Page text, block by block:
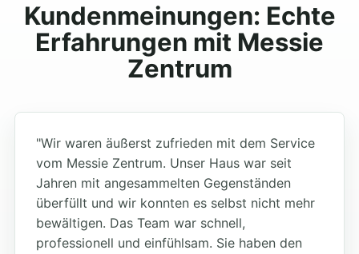
Kundenmeinungen: Echte
Erfahrungen mit Messie
Zentrum
"Wir waren äußerst zufrieden mit dem Service
vom Messie Zentrum. Unser Haus war seit
Jahren mit angesammelten Gegenständen
überfüllt und wir konnten es selbst nicht mehr
bewältigen. Das Team war schnell,
professionell und einfühlsam. Sie haben den